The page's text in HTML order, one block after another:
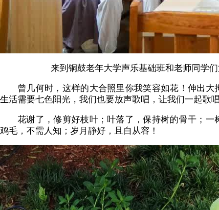
来到铜鼓老年大学声乐基础班和老师同学
曾几何时，这样的大合照里你我笑容如花！伸出大
生活需要七色阳光，我们也要放声歌唱，让我们一起歌
花谢了，修剪好枝叶；叶落了，保持树的骨干；一
鸡毛，不需人知；岁月静好，且自从容！